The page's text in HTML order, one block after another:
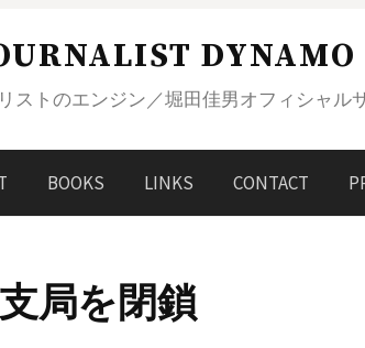
DYNAMO
ストのエンジン／堀田佳男オフィシャル
BOOKS LINKS CONTACT
局を閉鎖